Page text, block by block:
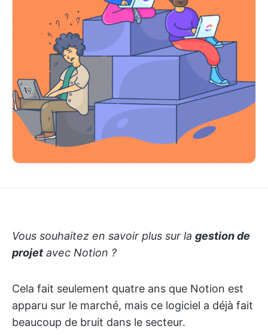
Vous souhaitez en savoir plus sur la gestion de
projet avec Notion ?
Cela fait seulement quatre ans que Notion est
apparu sur le marché, mais ce logiciel a déjà fait
beaucoup de bruit dans le secteur.